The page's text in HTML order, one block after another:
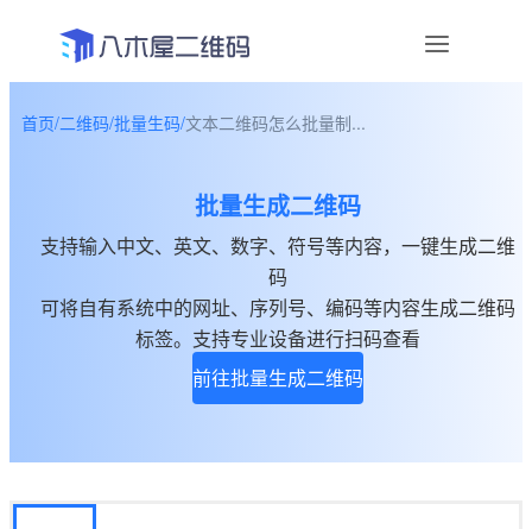
帮助中心
关于我们
首页/二维码/批量生码/文本二维码怎么批量制...
批量生成二维码
支持输入中文、英文、数字、符号等内容，一键生成二维
码
可将自有系统中的网址、序列号、编码等内容生成二维码
标签。支持专业设备进行扫码查看
前往批量生成二维码